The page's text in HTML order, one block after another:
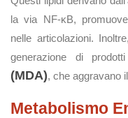
la via NF-κB,
nelle articolazioni.
generazione di
(MDA), che aggravano
Metabolismo